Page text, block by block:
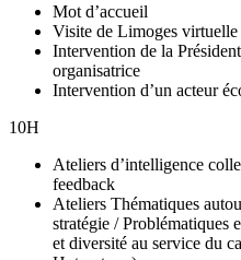
Mot d’accueil
Visite de Limoges virtuelle
Intervention de la
organisatrice
Intervention d’un acteur
​10H
Ateliers d’intelligence
feedback
Ateliers Thématiques
stratégie / Problématiques
et diversité au service du